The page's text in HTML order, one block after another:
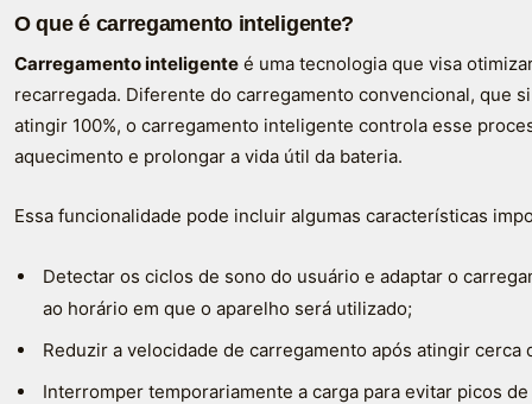
O que é carregamento inteligente?
Carregamento inteligente é uma tecnologia que visa
recarregada. Diferente do carregamento convencional, que
atingir 100%, o carregamento inteligente controla esse
aquecimento e prolongar a vida útil da bateria.
Essa funcionalidade pode incluir algumas características
Detectar os ciclos de sono do usuário e adaptar o
ao horário em que o aparelho será utilizado;
Reduzir a velocidade de carregamento após atingir cerca
Interromper temporariamente a carga para evitar picos